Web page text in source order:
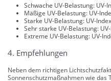
Schwache UV-Belastung: UV-
Mäßige UV-Belastung: UV-
Starke UV-Belastung: UV-
Sehr starke UV-Belastung:
Extreme UV-Belastung: UV-
4. Empfehlungen
Neben dem richtigen
Sonnenschutzmaßnahmen wie das